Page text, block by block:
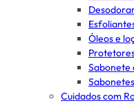
Óleos e
Sabonete
Cuidados com